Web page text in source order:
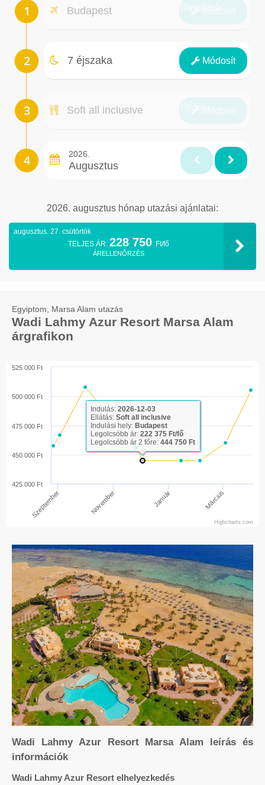
Budapest
7 éjszaka Módosít
Éjszakák
Soft all inclusive
2026.
Augusztus
2026. augusztus hónap utazási ajánlatai:
augusztus. 27. csütörtök
TELJES ÁR: 228 750 Ft/fő
ÁRELLENŐRZÉS
Egyiptom, Marsa Alam utazás
Wadi Lahmy Azur Resort Marsa Alam
árgrafikon
Szeptember November Január Március
500 000 Ft
425 000 Ft
450 000 Ft
475 000 Ft
525 000 Ft
Highcharts.com
Indulás: 2026-12-03
Ellátás: Soft all inclusive
Indulási hely: Budapest
Legolcsóbb ár: 222 375 Ft/fő
Legolcsóbb ár 2 főre: 444 750 Ft
Wadi Lahmy Azur Resort Marsa Alam leírás és
információk
Wadi Lahmy Azur Resort elhelyezkedés